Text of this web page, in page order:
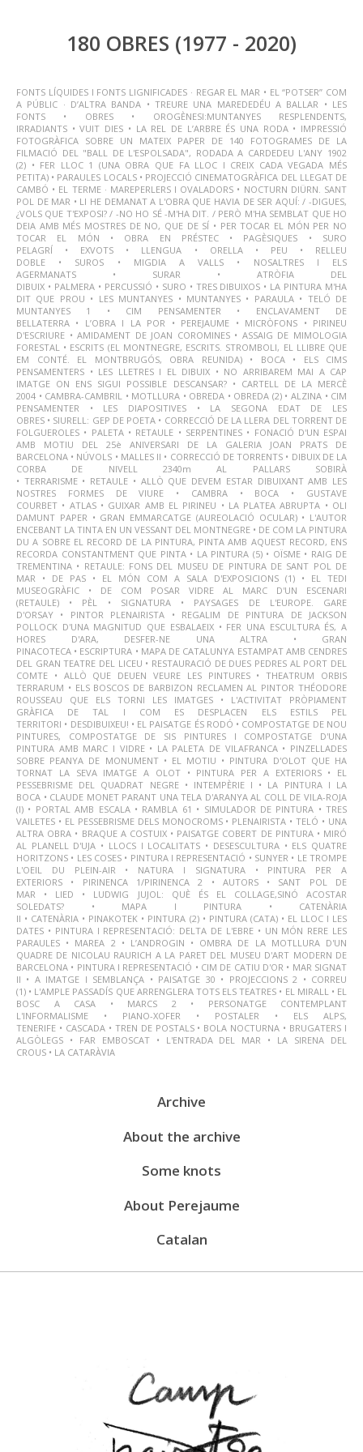
Skip
to
180 OBRES (1977 - 2020)
FONTS LÍQUIDES I FONTS LIGNIFICADES · REGAR EL MAR • EL “POTSER” COM
A PÚBLIC · D’ALTRA BANDA • TREURE UNA MAREDEDÉU A BALLAR • LES
FONTS • OBRES •
OROGÈNESI:MUNTANYES RESPLENDENTS,
IRRADIANTS • VUIT DIES • LA REL DE L’ARBRE ÉS UNA RODA • IMPRESSIÓ
FOTOGRÀFICA SOBRE UN MATEIX PAPER DE 140 FOTOGRAMES DE LA
FILMACIÓ DEL "BALL DE L'ESPOLSADA", RODADA A CARDEDEU L'ANY 1902
(2) • FER LLOC 1 (UNA OBRA QUE FA LLOC I CREIX CADA VEGADA MÉS
PETITA) • PARAULES LOCALS • PROJECCIÓ CINEMATOGRÀFICA DEL LLEGAT DE
CAMBÓ • EL TERME· MAREPERLERS I OVALADORS • NOCTURN DIÜRN. SANT
POL DE MAR • LI HE DEMANAT A L'OBRA QUE HAVIA DE SER AQUÍ: / -DIGUES,
¿VOLS QUE T'EXPOSI? / -NO HO SÉ -M'HA DIT. / PERÒ M'HA SEMBLAT QUE HO
DEIA AMB MÉS MOSTRES DE NO, QUE DE SÍ • PER TOCAR EL MÓN PER NO
TOCAR EL MÓN
• OBRA EN PRÉSTEC • PAGÈSIQUES •
SURO
PELAGRÍ
• EXVOTS • LLENGUA • ORELLA • PEU •
RELLEU
DOBLE
• SUROS • MIGDIA A VALLS • NOSALTRES I ELS
AGERMANATS • SURAR •
ATRÒFIA DEL
DIBUIX • PALMERA • PERCUSSIÓ • SURO • TRES DIBUIXOS • LA PINTURA M'HA
DIT QUE PROU • LES MUNTANYES • MUNTANYES • PARAULA • TELÓ DE
MUNTANYES 1
• CIM PENSAMENTER •
ENCLAVAMENT DE
BELLATERRA • L’OBRA I LA POR • PEREJAUME • MICRÒFONS • PIRINEU
D'ESCRIURE • AMIDAMENT DE JOAN COROMINES • ASSAIG DE MIMOLOGIA
FORESTAL • ESCRITS (EL MONTNEGRE, ESCRITS. STROMBOLI, EL LLIBRE QUE
EM CONTÉ. EL MONTBRUGÓS, OBRA REUNIDA)
• BOCA •
ELS CIMS
PENSAMENTERS • LES LLETRES I EL DIBUIX • NO ARRIBAREM MAI A CAP
IMATGE ON ENS SIGUI POSSIBLE DESCANSAR? • CARTELL DE LA MERCÈ
2004 • CAMBRA-CAMBRIL • MOTLLURA • OBREDA • OBREDA (2) • ALZINA • CIM
PENSAMENTER
• LES DIAPOSITIVES •
LA SEGONA EDAT DE LES
OBRES • SIURELL: GEP DE POETA • CORRECCIÓ DE LA LLERA DEL TORRENT DE
FOLGUEROLES • PALETA • RETAULE • SERPENTINES • FONACIÓ D'UN ESPAI
AMB MOTIU DEL 25è ANIVERSARI DE LA GALERIA JOAN PRATS DE
BARCELONA • NÚVOLS • MALLES II • CORRECCIÓ DE TORRENTS • DIBUIX DE LA
CORBA DE NIVELL 2340m AL PALLARS SOBIRÀ
• TERRARISME • RETAULE • ALLÒ QUE DEVEM ESTAR DIBUIXANT AMB LES
NOSTRES FORMES DE VIURE
• CAMBRA • BOCA • GUSTAVE
COURBET • ATLAS • GUIXAR AMB EL PIRINEU • LA PLATEA ABRUPTA • OLI
DAMUNT PAPER • GRAN EMMARCATGE (AUREOLACIÓ OCULAR) • L'AUTOR
ENCEBANT LA TINTA EN UN VESSANT DEL MONTNEGRE • DE COM LA PINTURA
DU A SOBRE EL RECORD DE LA PINTURA, PINTA AMB AQUEST RECORD, ENS
RECORDA CONSTANTMENT QUE PINTA • LA PINTURA (5) • OÏSME • RAIG DE
TREMENTINA • RETAULE: FONS DEL MUSEU DE PINTURA DE SANT POL DE
MAR • DE PAS • EL MÓN COM A SALA D'EXPOSICIONS (1) • EL TEDI
MUSEOGRÀFIC • DE COM POSAR VIDRE AL MARC D'UN ESCENARI
(RETAULE) • PÈL • SIGNATURA• PAYSAGES DE L'EUROPE. GARE
D'ORSAY • PINTOR PLENAIRISTA • REGALIM DE PINTURA DE JACKSON
POLLOCK D'UNA MAGNITUD QUE ESBALAEIX• FER UNA ESCULTURA ÉS, A
HORES D'ARA, DESFER-NE UNA ALTRA • GRAN
PINACOTECA • ESCRIPTURA • MAPA DE CATALUNYA ESTAMPAT AMB CENDRES
DEL GRAN TEATRE DEL LICEU • RESTAURACIÓ DE DUES PEDRES AL PORT DEL
COMTE • ALLÒ QUE DEUEN VEURE LES PINTURES•THEATRUM ORBIS
TERRARUM • ELS BOSCOS DE BARBIZON RECLAMEN AL PINTOR THÉODORE
ROUSSEAU QUE ELS TORNI LES IMATGES • L'ACTIVITAT PRÒPIAMENT
GRÀFICA DE TAL I COM ES DESPLACEN ELS ESTILS PEL
TERRITORI • DESDIBUIXEU! • EL PAISATGE ÉS RODÓ • COMPOSTATGE DE NOU
PINTURES, COMPOSTATGE DE SIS PINTURES I COMPOSTATGE D'UNA
PINTURA AMB MARC I VIDRE• LA PALETA DE VILAFRANCA• PINZELLADES
SOBRE PEANYA DE MONUMENT• EL MOTIU • PINTURA D'OLOT QUE HA
TORNAT LA SEVA IMATGE A OLOT• PINTURA PER A EXTERIORS• EL
PESSEBRISME DEL QUADRAT NEGRE• INTEMPÈRIE I • LA PINTURA I LA
BOCA • CLAUDE MONET PARANT UNA TELA D'ARANYA AL COLL DE VILA-ROJA
(I) • PORTAL AMB ESCALA• RAMBLA 61 • SIMULADOR DE PINTURA •TRES
VAILETES • EL PESSEBRISME DELS MONOCROMS • PLENAIRISTA •TELÓ • UNA
ALTRA OBRA • BRAQUE A COSTUIX• PAISATGE COBERT DE PINTURA• MIRÓ
AL PLANELL D'UJA • LLOCS I LOCALITATS • DESESCULTURA• ELS QUATRE
HORITZONS • LES COSES • PINTURA I REPRESENTACIÓ • SUNYER • LE TROMPE
L'OEIL DU PLEIN-AIR • NATURA I SIGNATURA• PINTURA PER A
EXTERIORS • PIRINENCA 1/PIRINENCA 2 • AUTORS• SANT POL DE
MAR • LIED • LUDWIG JUJOL: QUÈ ÉS EL COLLAGE,SINÓ ACOSTAR
SOLEDATS? • MAPA I PINTURA • CATENÀRIA
II • CATENÀRIA • PINAKOTEK • PINTURA (2)• PINTURA (CATA)• EL LLOC I LES
DATES • PINTURA I REPRESENTACIÓ: DELTA DE L'EBRE• UN MÓN RERE LES
PARAULES • MAREA 2 • L’ANDROGIN • OMBRA DE LA MOTLLURA D'UN
QUADRE DE NICOLAU RAURICH A LA PARET DEL MUSEU D'ART MODERN DE
BARCELONA • PINTURA I REPRESENTACIÓ • CIM DE CATIU D'OR • MAR SIGNAT
II • A IMATGE I SEMBLANÇA • PAISATGE 30 • PROJECCIONS 2 • CORREU
(1) • L'AMPLE PASSADÍS QUE ARRENGLERA TOTS ELS TEATRES • EL MIRALL• EL
BOSC A CASA • MARCS 2 • PERSONATGE CONTEMPLANT
L'INFORMALISME • PIANO-XOFER • POSTALER • ELS ALPS,
TENERIFE • CASCADA• TREN DE POSTALS• BOLA NOCTURNA • BRUGATERS I
ALGÒLEGS • FAR EMBOSCAT• L'ENTRADA DEL MAR • LA SIRENA DEL
CROUS • LA CATARÀVIA
Archive
About the archive
Some knots
About Perejaume
Catalan